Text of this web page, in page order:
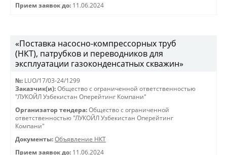
Прием заявок до: 11.06.2024
«Поставка насосно-компрессорных труб
(НКТ), патрубков и переводников для
эксплуатации газоконденсатных скважин»
№: LUO/17/03-24/1299
Заказчик(и): Общество с ограниченной ответственностью
"ЛУКОЙЛ Узбекистан Оперейтинг Компани"
Организатор тендера: Общество с ограниченной
ответственностью "ЛУКОЙЛ Узбекистан Оперейтинг
Компани"
Документы: Объявление НКТ
Прием заявок до: 11.06.2024